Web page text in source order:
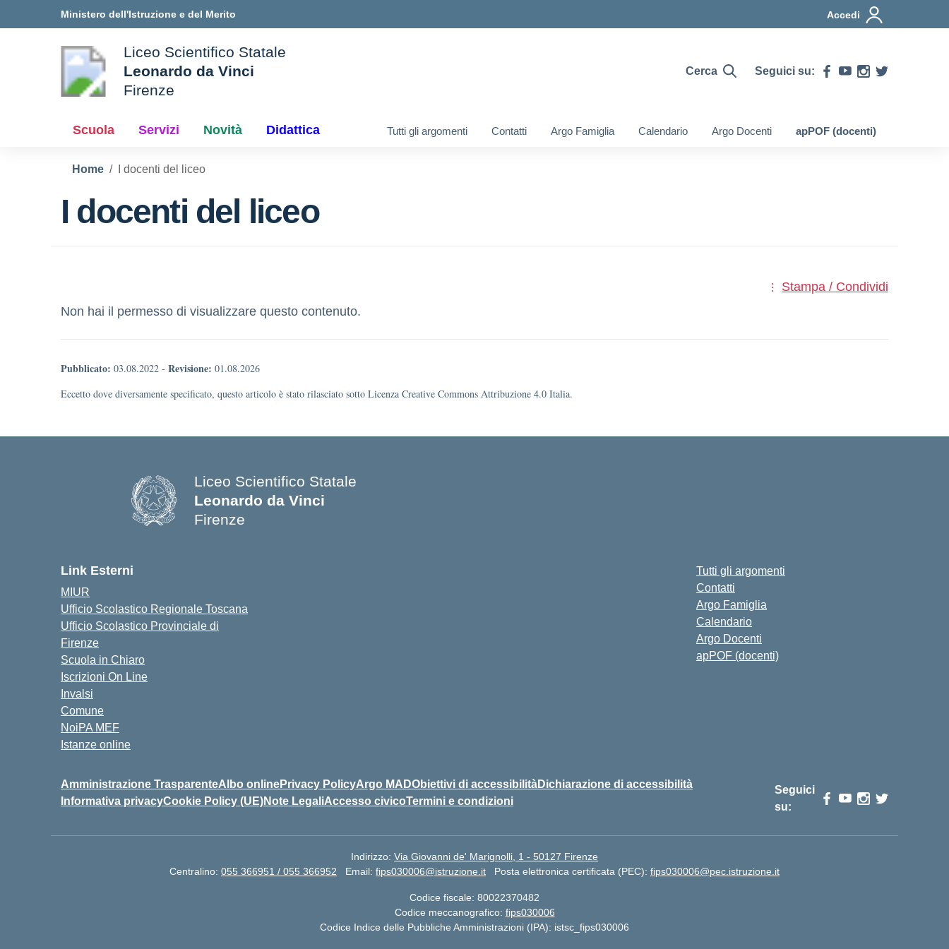
Ministero dell'Istruzione e del Merito Accedi
della scuola
Liceo Scientifico Statale
Leonardo da Vinci
Firenze
Cerca Seguici su:
Scuola Servizi Novità Didattica Tutti gli argomenti Contatti Argo Famiglia Calendario Argo Docenti apPOF (docenti)
Home I docenti del liceo
I docenti del liceo
Stampa / Condividi
Non hai il permesso di visualizzare questo contenuto.
Pubblicato: 03.08.2022 - Revisione: 01.08.2026
Eccetto dove diversamente specificato, questo articolo è stato rilasciato sotto Licenza Creative Commons Attribuzione 4.0 Italia.
Liceo Scientifico Statale
Leonardo da Vinci
Firenze
Link Esterni
MIUR
Ufficio Scolastico Regionale Toscana
Ufficio Scolastico Provinciale di
Firenze
Scuola in Chiaro
Iscrizioni On Line
Invalsi
Comune
NoiPA MEF
Istanze online
Tutti gli argomenti
Contatti
Argo Famiglia
Calendario
Argo Docenti
apPOF (docenti)
Amministrazione TrasparenteAlbo onlinePrivacy PolicyArgo MADObiettivi di accessibilitàDichiarazione di accessibilità
Informativa privacyCookie Policy (UE)Note LegaliAccesso civicoTermini e condizioni
Seguici
su:
Indirizzo: Via Giovanni de' Marignolli, 1 - 50127 Firenze
Centralino: 055 366951 / 055 366952 Email: fips030006@istruzione.it Posta elettronica certificata (PEC): fips030006@pec.istruzione.it
Codice fiscale: 80022370482
Codice meccanografico: fips030006
Codice Indice delle Pubbliche Amministrazioni (IPA): istsc_fips030006